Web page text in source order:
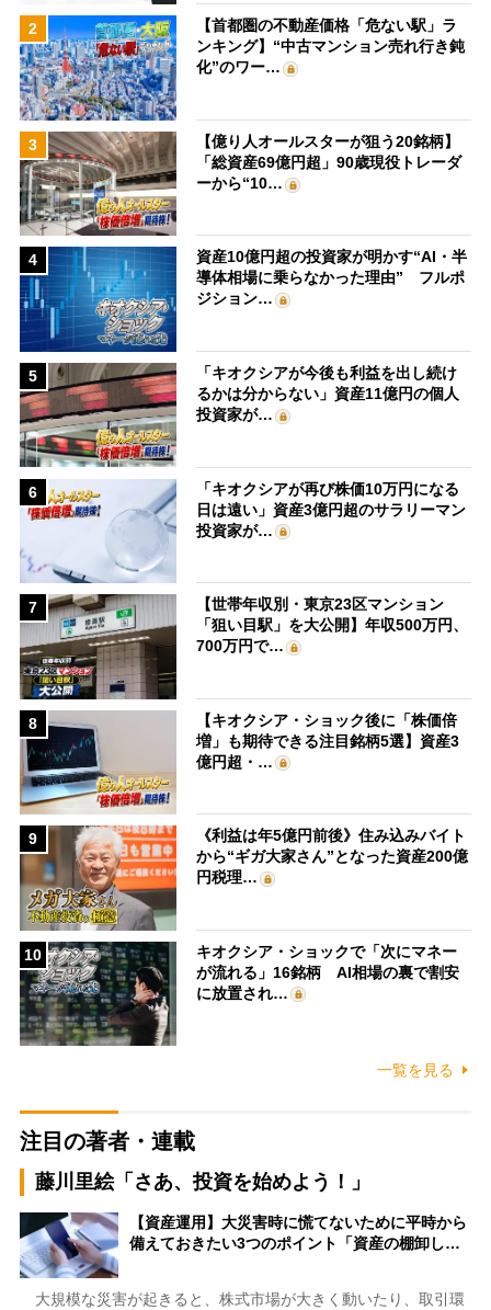
2
【首都圏の不動産価格「危ない駅」ラ
ンキング】“中古マンション売れ行き鈍
化”のワー…
3
【億り人オールスターが狙う20銘柄】
「総資産69億円超」90歳現役トレーダ
ーから“10…
4
資産10億円超の投資家が明かす“AI・半
導体相場に乗らなかった理由” フルポ
ジション…
5
「キオクシアが今後も利益を出し続け
るかは分からない」資産11億円の個人
投資家が…
6
「キオクシアが再び株価10万円になる
日は遠い」資産3億円超のサラリーマン
投資家が…
7
【世帯年収別・東京23区マンション
「狙い目駅」を大公開】年収500万円、
700万円で…
8
【キオクシア・ショック後に「株価倍
増」も期待できる注目銘柄5選】資産3
億円超・…
9
《利益は年5億円前後》住み込みバイト
から“ギガ大家さん”となった資産200億
円税理…
10
キオクシア・ショックで「次にマネー
が流れる」16銘柄 AI相場の裏で割安
に放置され…
一覧を見る
注目の著者・連載
藤川里絵「さあ、投資を始めよう！」
【資産運用】大災害時に慌てないために平時から
備えておきたい3つのポイント「資産の棚卸し…
大規模な災害が起きると、株式市場が大きく動いたり、取引環